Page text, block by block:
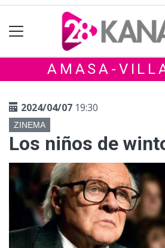
AMASA-
2024/04/07 19:30
ZINEMA
Los niños de